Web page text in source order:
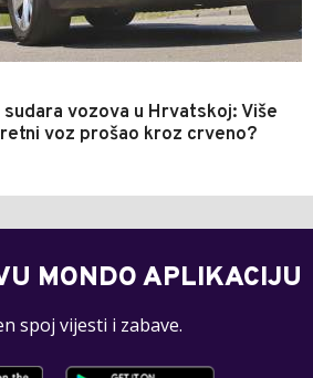
vozova u Hrvatskoj: Više
voz prošao kroz crveno?
MONDO APLIKACIJU
spoj vijesti i zabave.